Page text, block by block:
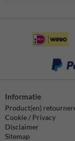
Informatie
Product(en)
Cookie / Privacy
Disclaimer
Sitemap